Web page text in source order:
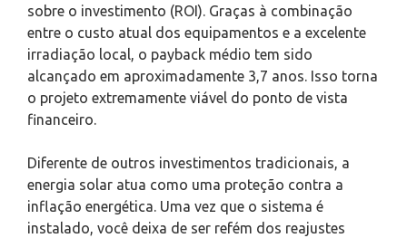
sobre o investimento (ROI). Graças à combinação
entre o custo atual dos equipamentos e a excelente
irradiação local, o payback médio tem sido
alcançado em aproximadamente 3,7 anos. Isso torna
o projeto extremamente viável do ponto de vista
financeiro.
Diferente de outros investimentos tradicionais, a
energia solar atua como uma proteção contra a
inflação energética. Uma vez que o sistema é
instalado, você deixa de ser refém dos reajustes